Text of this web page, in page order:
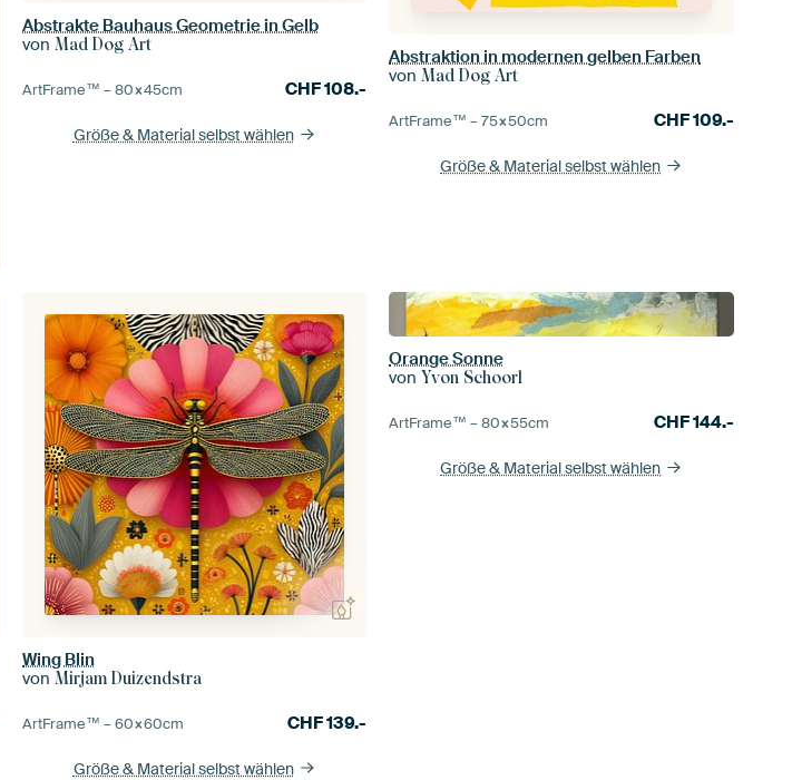
Abstrakte Bauhaus Geometrie in Gelb
vonMad Dog Art
ArtFrame™ –80×45cm CHF108.-
Größe & Material selbst wählen
Abstraktion in modernen gelben Farben
vonMad Dog Art
ArtFrame™ –75×50cm CHF109.-
Größe & Material selbst wählen
Wing Blin
vonMirjam Duizendstra
ArtFrame™ –60×60cm CHF139.-
Größe & Material selbst wählen
Orange Sonne
vonYvon Schoorl
ArtFrame™ –80×55cm CHF144.-
Größe & Material selbst wählen